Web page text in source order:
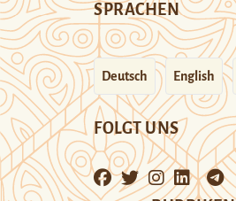
SPRACHEN
Deutsch English
FOLGT UNS